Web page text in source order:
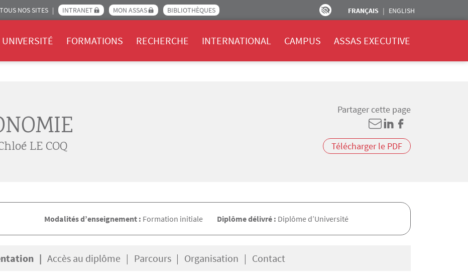
NOS SITES INTRANET MON ASSAS BIBLIOTHÈQUES FRANÇAIS ENGLISH
UNIVERSITÉ FORMATIONS RECHERCHE INTERNATIONAL CAMPUS ASSAS EXECUTIVE
LE COQ
Partager cette page
Télécharger le PDF
Modalités d’enseignement : Formation initiale Diplôme délivré : Diplôme d’Université
Accès au diplôme Parcours Organisation Contact